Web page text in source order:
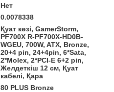
Нет
0.0078338
Қуат көзі, GamerStorm,
PF700X R-PF700X-HD0B-
WGEU, 700W, ATX, Bronze,
20+4 pin, 24+4pin, 6*Sata,
2*Molex, 2*PCI-E 6+2 pin,
Желдеткіш 12 см, Қуат
кабелі, Қара
80 PLUS Bronze